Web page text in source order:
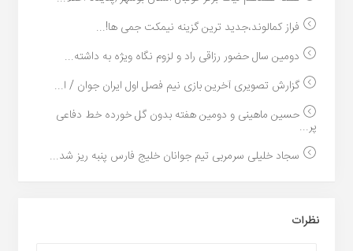
فراز کمالوند،جدید ترین گزینه نیمکت جمی ها!...
دومین سال حضور رزاقی راد و لزوم نگاه ویژه به داشته...
گزارش تصویری آخرین بازی نیم فصل اول ایران جوان / ا...
حسین ماهینی و دومین هفته بدون گل خورده خط دفاعی
پر...
سجاد خلیلی سرمربی تیم جوانان خلیج فارس پنبه ریز شد...
نظرات